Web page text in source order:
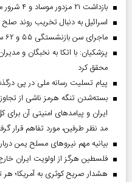
بازداشت ۲۱ مزدور موساد و ۴ شرور مسلح در استان کرمان
اسرائیل به دنبال تخریب روند
ماجرای سن بازنشستگی ۵۵ و ۶۲ ساله چیست؟
پزشکیان: با اتکا به نخبگان و
محقق کرد
پیام تسلیت رسانه ملی در پی
بسته‌شدن تنگه هرمز ناشی از
ایران و پیامد‌های امنیتی آن
مد نظر طرفین، مورد تفاهم قرار
بیانیه مهم نیروهای مسلح یمن
فلسطین هرگز از اولویت ایران
هشدار صریح کوثری به آمریکا؛ هر